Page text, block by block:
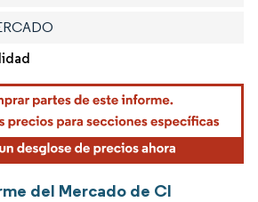
del Mercado de CI